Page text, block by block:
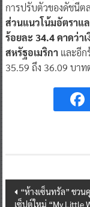
การปรับตัวของดัชนีต
ส่วนแนวโน้มอัตราแ
ร้อยละ 34.4 คาดว่า
สหรัฐอเมริกาและอีก
35.59 ถึง 36.09 บา
Post
“ห้างเซ็นทรัล” ชว
เซ็ปต์ใหม่ “My Little